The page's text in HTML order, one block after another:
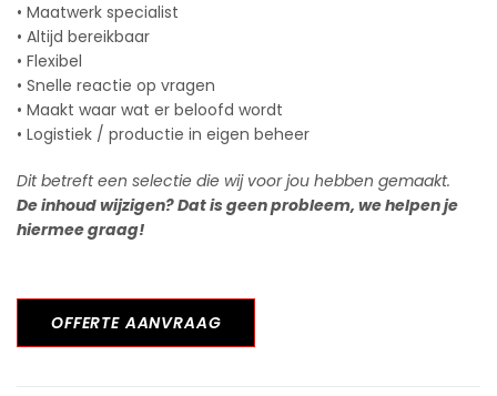
• Maatwerk specialist
• Altijd bereikbaar
• Flexibel
• Snelle reactie op vragen
• Maakt waar wat er beloofd wordt
• Logistiek / productie in eigen beheer
Dit betreft een selectie die wij voor jou hebben gemaakt.
De inhoud wijzigen? Dat is geen probleem, we helpen je
hiermee graag!
OFFERTE AANVRAAG